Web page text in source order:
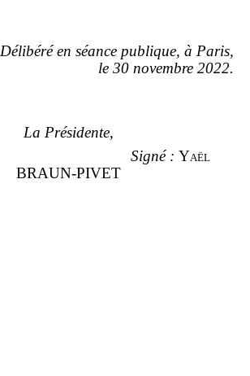
Délibéré en séance publique, à Paris,
le 30 novembre 2022.
La Présidente,
Signé : Yaël
BRAUN-PIVET